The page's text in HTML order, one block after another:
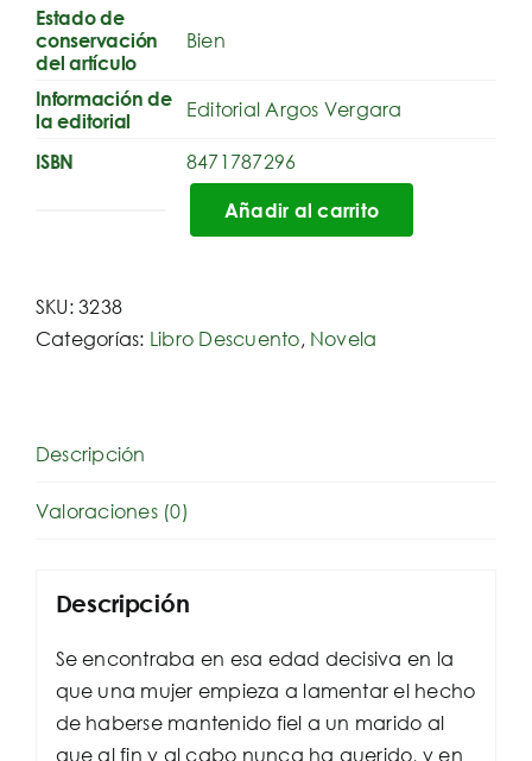
Estado de
conservación
del artículo
Bien
Información de
la editorial
Editorial Argos Vergara
ISBN 8471787296
Añadir al carrito
SKU:3238
Categorías: Libro Descuento, Novela
Descripción
Valoraciones (0)
Descripción
Se encontraba en esa edad decisiva en la
que una mujer empieza a lamentar el hecho
de haberse mantenido fiel a un marido al
que al fin y al cabo nunca ha querido, y en